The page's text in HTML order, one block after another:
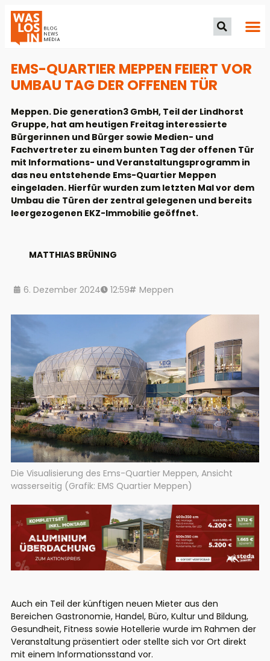
EMS-QUARTIER MEPPEN FEIERT VOR
UMBAU TAG DER OFFENEN TÜR
Meppen. Die generation3 GmbH, Teil der Lindhorst
Gruppe, hat am heutigen Freitag interessierte
Bürgerinnen und Bürger sowie Medien- und
Fachvertreter zu einem bunten Tag der offenen Tür
mit Informations- und Veranstaltungsprogramm in
das neu entstehende Ems-Quartier Meppen
eingeladen. Hierfür wurden zum letzten Mal vor dem
Umbau die Türen der zentral gelegenen und bereits
leergezogenen EKZ-Immobilie geöffnet.
MATTHIAS BRÜNING
6. Dezember 2024 12:59 Meppen
Die Visualisierung des Ems-Quartier Meppen, Ansicht
wasserseitig (Grafik: EMS Quartier Meppen)
Auch ein Teil der künftigen neuen Mieter aus den
Bereichen Gastronomie, Handel, Büro, Kultur und Bildung,
Gesundheit, Fitness sowie Hotellerie wurde im Rahmen der
Veranstaltung präsentiert oder stellte sich vor Ort direkt
mit einem Informationsstand vor.